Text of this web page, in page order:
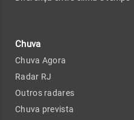
Chuva
Chuva Agora
Radar RJ
Outros radares
Chuva prevista